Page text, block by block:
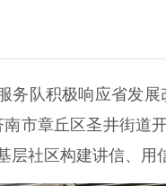
队积极响应省发展
市章丘区圣井街道
社区构建讲信、用